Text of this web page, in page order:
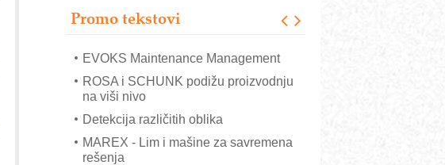
Promo tekstovi
solarnim elektranama i vetroparkovima
EVOKS Maintenance Management
ROSA i SCHUNK podižu proizvodnju
na viši nivo
Detekcija različitih oblika
MAREX - Lim i mašine za savremena
rešenja